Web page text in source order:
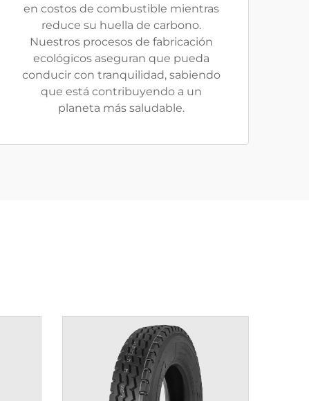
en costos de combustible mientras
reduce su huella de carbono.
Nuestros procesos de fabricación
ecológicos aseguran que pueda
conducir con tranquilidad, sabiendo
que está contribuyendo a un
planeta más saludable.